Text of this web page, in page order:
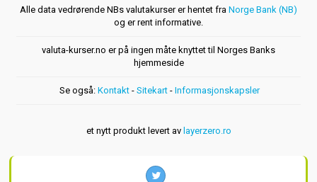
Alle data vedrørende NBs valutakurser er hentet fra Norge Bank (NB)
og er rent informative.
valuta-kurser.no er på ingen måte knyttet til Norges Banks
hjemmeside
Se også: Kontakt - Sitekart - Informasjonskapsler
et nytt produkt levert av layerzero.ro